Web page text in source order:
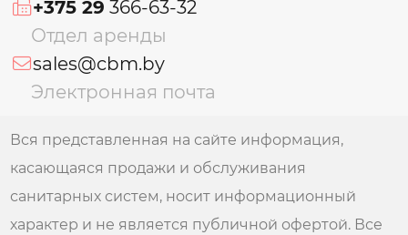
+375 29 366-63-32
Отдел аренды
sales@cbm.by
Электронная почта
Вся представленная на сайте информация,
касающаяся продажи и обслуживания
санитарных систем, носит информационный
характер и не является публичной офертой. Все